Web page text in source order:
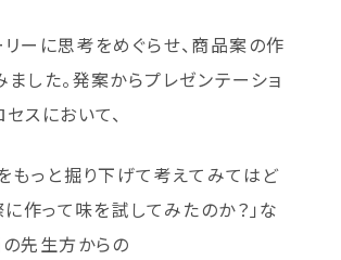
ーに思考をめぐらせ、商品案の作
した。発案からプレゼンテーショ
スにおいて、
もっと掘り下げて考えてみてはど
に作って味を試してみたのか？」な
の先生方からの